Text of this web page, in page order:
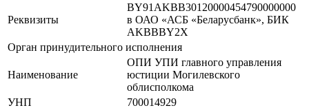
Реквизиты
BY91AKBB30120000454790000000
в ОАО «АСБ «Беларусбанк», БИК
AKBBBY2X
Орган принудительного исполнения
Наименование
ОПИ УПИ главного управления
юстиции Могилевского
облисполкома
УНП
700014929